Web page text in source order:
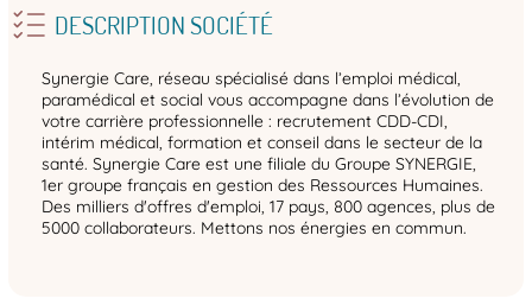
DESCRIPTION SOCIÉTÉ
Synergie Care, réseau spécialisé dans l’emploi médical,
paramédical et social vous accompagne dans l’évolution de
votre carrière professionnelle : recrutement CDD-CDI,
intérim médical, formation et conseil dans le secteur de la
santé. Synergie Care est une filiale du Groupe SYNERGIE,
1er groupe français en gestion des Ressources Humaines.
Des milliers d'offres d'emploi, 17 pays, 800 agences, plus de
5000 collaborateurs. Mettons nos énergies en commun.